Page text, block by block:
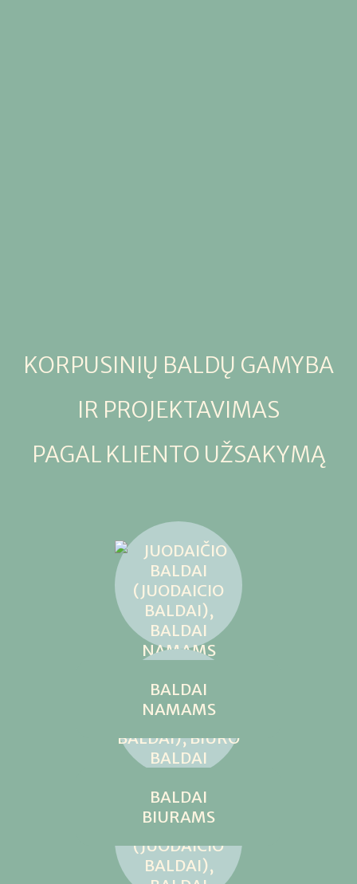
KORPUSINIŲ BALDŲ GAMYBA
IR PROJEKTAVIMAS
PAGAL KLIENTO UŽSAKYMĄ
BALDAI
NAMAMS
BALDAI
BIURAMS